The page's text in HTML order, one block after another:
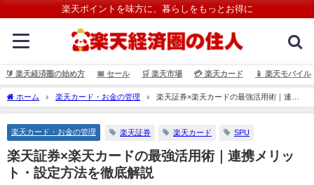
楽天ポイントを味方に、暮らしをもっとお得に
🔰 楽天経済圏の始め方 📅 セール 🛒 楽天市場 💳️ 楽天カード 📱 楽天モバイル
ホーム 楽天カード・お金の管理
楽天証券×楽天カードの最強活用術｜連携
メリット・設定方法を徹底解説
楽天カード・お金の管理 楽天証券 楽天カード SPU
楽天証券×楽天カードの最強活用術｜連携メリッ
ト・設定方法を徹底解説